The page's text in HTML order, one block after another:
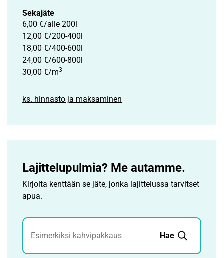
Sekajäte
6,00 €/alle 200l
12,00 €/200-400l
18,00 €/400-600l
24,00 €/600-800l
30,00 €/m3
ks. hinnasto ja maksaminen
Lajittelupulmia? Me autamme.
Kirjoita kenttään se jäte, jonka lajittelussa tarvitset
apua.
Jätehaku
Hae